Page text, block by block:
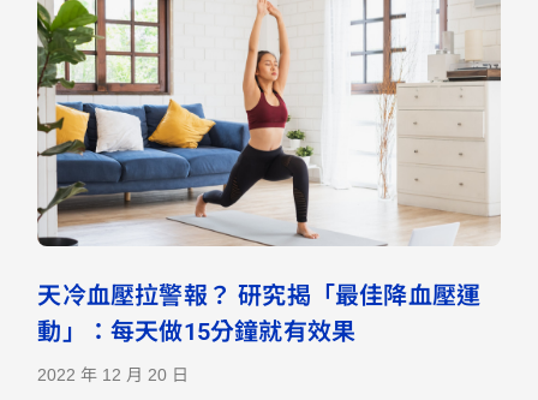
天冷血壓拉警報？ 研究揭「最佳降血壓運
動」：每天做15分鐘就有效果
2022 年 12 月 20 日